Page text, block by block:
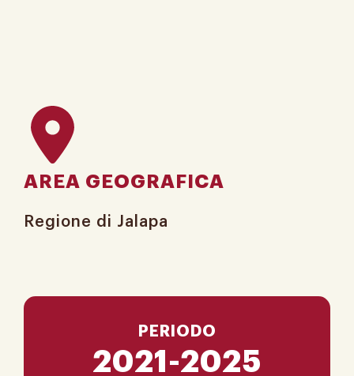
AREA GEOGRAFICA
Regione di Jalapa​
PERIODO
2021-2025